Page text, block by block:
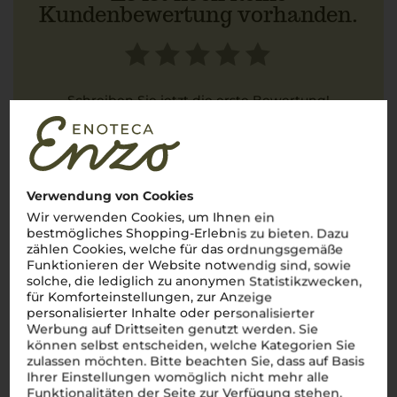
Verwendung von Cookies
Wir verwenden Cookies, um Ihnen ein
bestmögliches Shopping-Erlebnis zu bieten. Dazu
zählen Cookies, welche für das ordnungsgemäße
Funktionieren der Website notwendig sind, sowie
solche, die lediglich zu anonymen Statistikzwecken,
für Komforteinstellungen, zur Anzeige
personalisierter Inhalte oder personalisierter
Werbung auf Drittseiten genutzt werden. Sie
können selbst entscheiden, welche Kategorien Sie
zulassen möchten. Bitte beachten Sie, dass auf Basis
Ihrer Einstellungen womöglich nicht mehr alle
Funktionalitäten der Seite zur Verfügung stehen.
Kundenbewertung vorhanden.
Schreiben Sie jetzt die erste Bewertung!
JETZT BEWERTEN
Über die Region
Südtirol
Die alpinische Weinregion Italiens mit einzigartigem
Charakter
Willkommen inSüdtirol, wo majestätische
Alpenlandschaften auf italienischen Charme treffen und eine
der faszinierendsten Weinregionen des Landes bilden.
Zwischen imposanten Berggipfeln und sonnenverwöhnten